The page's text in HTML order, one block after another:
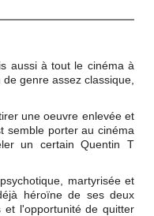
aussi à tout le cinéma à
genre assez classique,
une oeuvre enlevée et
semble porter au cinéma
un certain Quentin T
martyrisée et
héroïne de ses deux
et l'opportunité de quitter